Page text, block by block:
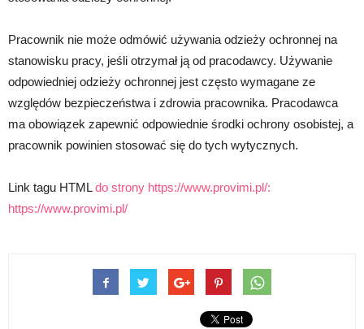
Pracownik nie może odmówić używania odzieży ochronnej na
stanowisku pracy, jeśli otrzymał ją od pracodawcy. Używanie
odpowiedniej odzieży ochronnej jest często wymagane ze
względów bezpieczeństwa i zdrowia pracownika. Pracodawca
ma obowiązek zapewnić odpowiednie środki ochrony osobistej, a
pracownik powinien stosować się do tych wytycznych.
Link tagu HTMLdo strony https://www.provimi.pl/:
https://www.provimi.pl/